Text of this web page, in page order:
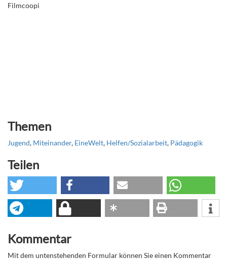
Filmcoopi
Themen
Jugend, Miteinander, EineWelt, Helfen/Sozialarbeit, Pädagogik
Teilen
Kommentar
Mit dem untenstehenden Formular können Sie einen Kommentar